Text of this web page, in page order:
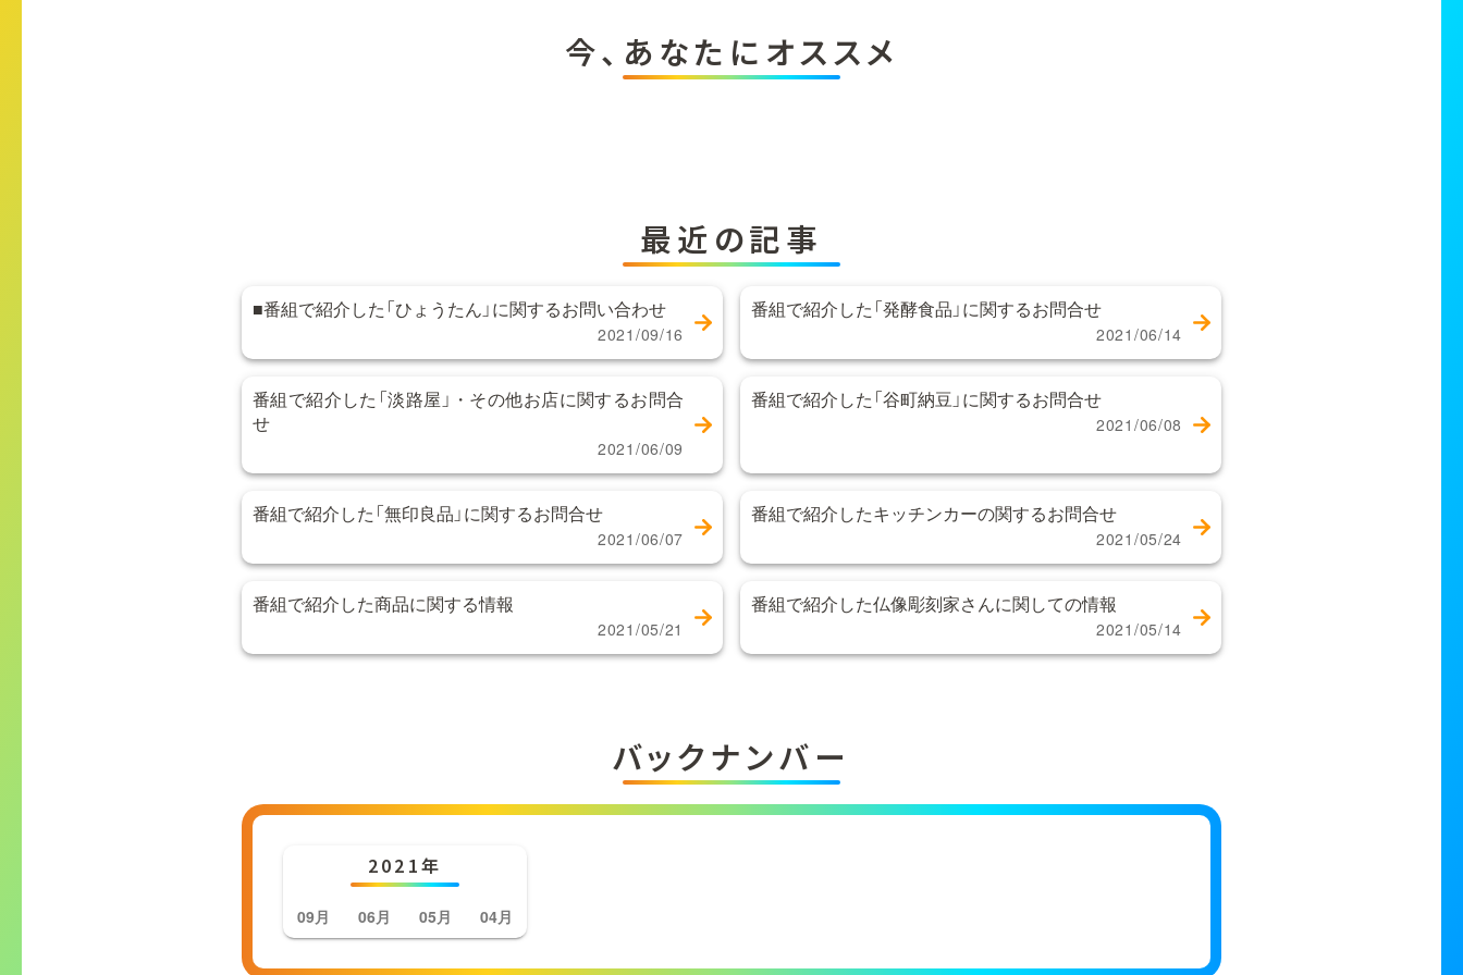
今、あなたにオススメ
最近の記事
■番組で紹介した「ひょうたん」に関するお問い合わせ
2021/09/16
番組で紹介した「発酵食品」に関するお問合せ
2021/06/14
番組で紹介した「淡路屋」・その他お店に関するお問合
せ
2021/06/09
番組で紹介した「谷町納豆」に関するお問合せ
2021/06/08
番組で紹介した「無印良品」に関するお問合せ
2021/06/07
番組で紹介したキッチンカーの関するお問合せ
2021/05/24
番組で紹介した商品に関する情報
2021/05/21
番組で紹介した仏像彫刻家さんに関しての情報
2021/05/14
バックナンバー
2021年
09月 06月 05月 04月